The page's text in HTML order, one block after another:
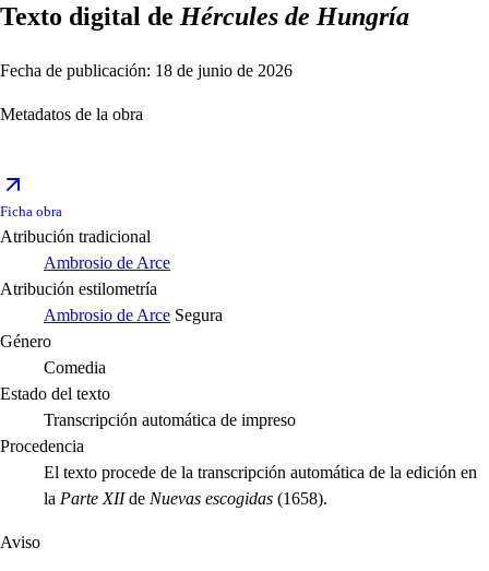
Texto digital de Hércules de Hungría
Fecha de publicación: 18 de junio de 2026
Metadatos de la obra
Ficha obra
Atribución tradicional
Ambrosio de Arce
Atribución estilometría
Ambrosio de Arce Segura
Género
Comedia
Estado del texto
Transcripción automática de impreso
Procedencia
El texto procede de la transcripción automática de la edición en
la Parte XIIde Nuevas escogidas (1658).
Aviso